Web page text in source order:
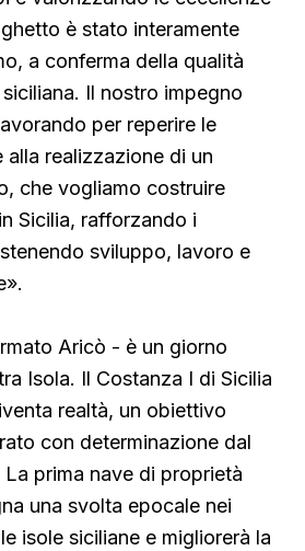
è stato interamente
a conferma della qualità
Il nostro impegno
per reperire le
alla realizzazione di un
che vogliamo costruire
Sicilia, rafforzando i
sviluppo, lavoro e
Aricò - è un giorno
Isola. Il Costanza I di Sicilia
realtà, un obiettivo
con determinazione dal
prima nave di proprietà
una svolta epocale nei
isole siciliane e migliorerà la